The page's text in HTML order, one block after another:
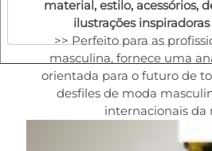
material, estilo, acessórios,
ilustrações
>> Perfeito para as
masculina, fornece uma
orientada para o futuro de
desfiles de moda
internacionais da